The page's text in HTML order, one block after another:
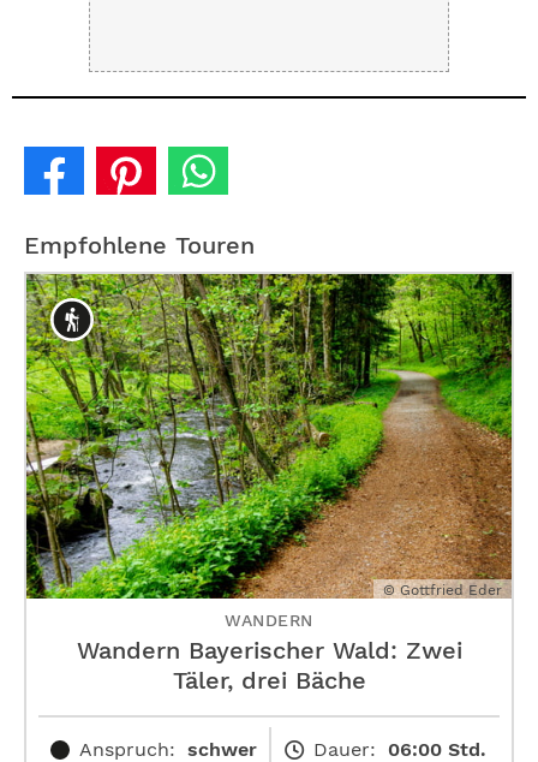
Empfohlene Touren
© Gottfried Eder
WANDERN
Wandern Bayerischer Wald: Zwei
Täler, drei Bäche
Anspruch: schwer Dauer: 06:00 Std.